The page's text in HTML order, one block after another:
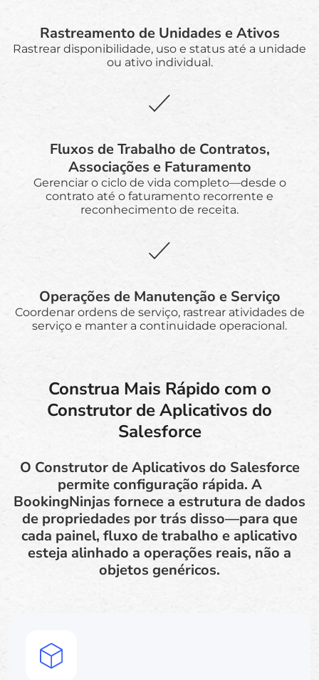
Rastreamento de Unidades e Ativos
Rastrear disponibilidade, uso e status até a unidade
ou ativo individual.
Fluxos de Trabalho de Contratos,
Associações e Faturamento
Gerenciar o ciclo de vida completo—desde o
contrato até o faturamento recorrente e
reconhecimento de receita.
Operações de Manutenção e Serviço
Coordenar ordens de serviço, rastrear atividades de
serviço e manter a continuidade operacional.
Construa Mais Rápido com o
Construtor de Aplicativos do
Salesforce
O Construtor de Aplicativos do Salesforce
permite configuração rápida. A
BookingNinjas fornece a estrutura de dados
de propriedades por trás disso—para que
cada painel, fluxo de trabalho e aplicativo
esteja alinhado a operações reais, não a
objetos genéricos.